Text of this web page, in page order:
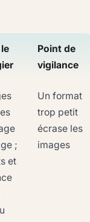
Point de
vigilance
;
et
Un format
trop petit
écrase les
images